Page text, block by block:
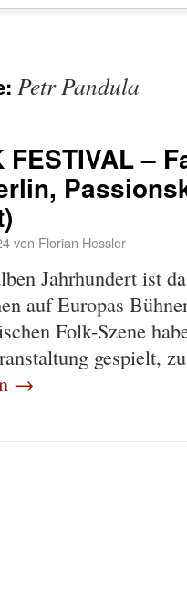
Petr Pandula
FESTIVAL –
von Florian Hessler
Jahrhundert ist
auf Europas
Folk-Szene
gespielt,
→